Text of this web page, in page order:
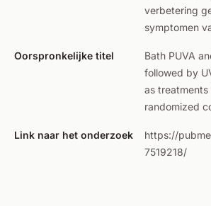
verbetering
symptomen
Oorspronkelijke titel
Bath PUVA
followed by
as treatments
randomized
Link naar het onderzoek
https://
7519218/